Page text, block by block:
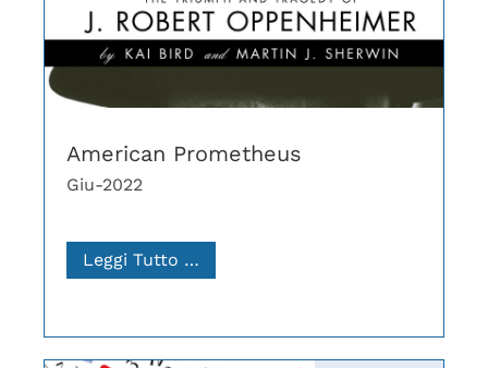
American Prometheus
Giu-2022
Leggi Tutto …